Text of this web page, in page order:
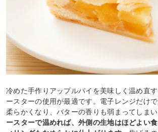
冷めた手作りアップルパイを美味しく温め直
ースターの使用が最適です。電子レンジだけ
柔らかくなり、バターの香りも弱まってしま
ースターで温めれば、外側の生地はほどよい